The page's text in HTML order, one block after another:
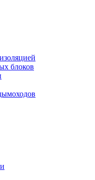
блоков